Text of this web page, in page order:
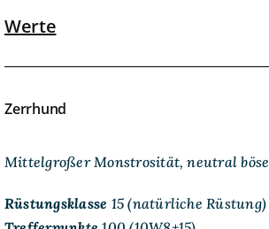
Werte
Zerrhund
Mittelgroßer Monstrosität, neutral böse
Rüstungsklasse 15 (natürliche Rüstung)